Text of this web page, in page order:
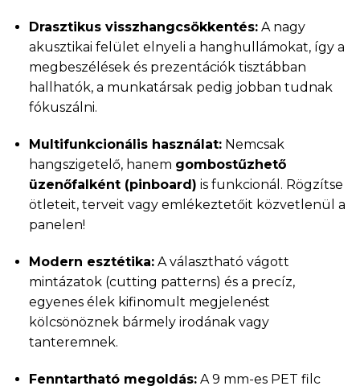
Drasztikus visszhangcsökkentés:A nagy
akusztikai felület elnyeli a hanghullámokat, így a
megbeszélések és prezentációk tisztábban
hallhatók, a munkatársak pedig jobban tudnak
fókuszálni.
Multifunkcionális használat:Nemcsak
hangszigetelő, hanem gombostűzhető
üzenőfalként (pinboard) is funkcionál. Rögzítse
ötleteit, terveit vagy emlékeztetőit közvetlenül a
panelen!
Modern esztétika:A választható vágott
mintázatok (cutting patterns) és a precíz,
egyenes élek kifinomult megjelenést
kölcsönöznek bármely irodának vagy
tanteremnek.
Fenntartható megoldás:A 9 mm-es PET filc